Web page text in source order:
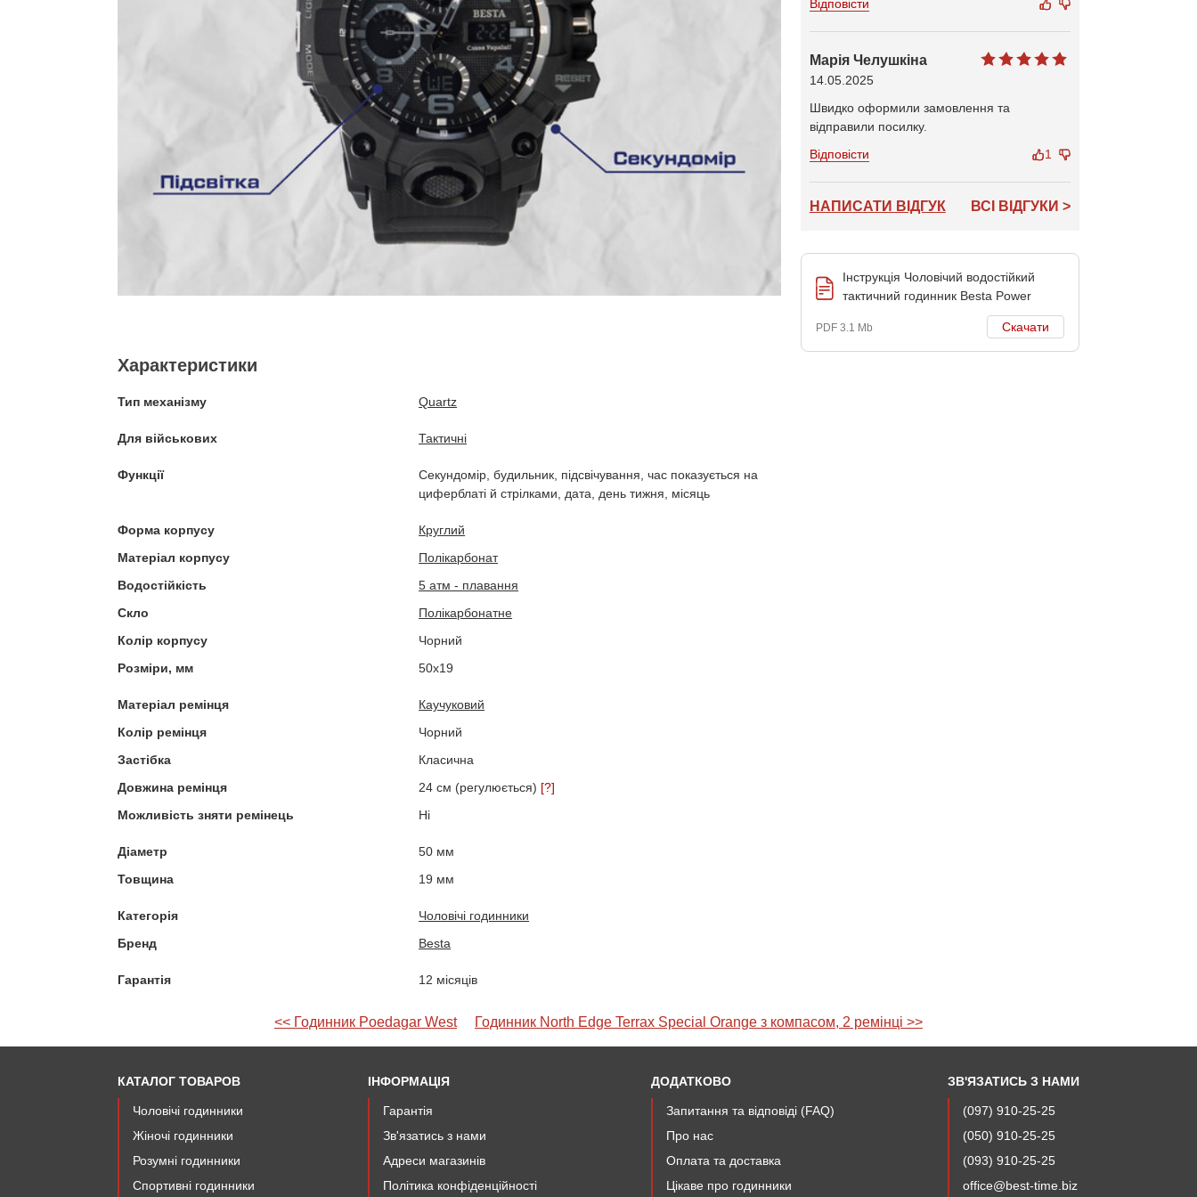
Характеристики
Тип механізму Quartz
Для військових Тактичні
Функції
Секундомір, будильник, підсвічування, час показується на
циферблаті й стрілками, дата, день тижня, місяць
Форма корпусу
Круглий
Матеріал корпусу
Полікарбонат
Водостійкість
5 атм - плавання
Скло
Полікарбонатне
Колір корпусу
Чорний
Розміри, мм
50х19
Матеріал ремінця
Каучуковий
Колір ремінця
Чорний
Застібка
Класична
Довжина ремінця
24 см (регулюється) [?]
Можливість зняти ремінець
Ні
Діаметр
50 мм
Товщина
19 мм
Категорія
Чоловічі годинники
Бренд
Besta
Гарантія 12 місяців
Відповісти
Марія Челушкіна
14.05.2025
Швидко оформили замовлення та
відправили посилку.
Відповісти
1
НАПИСАТИ ВІДГУК ВСІ ВІДГУКИ >
Інструкція Чоловічий водостійкий
тактичний годинник Besta Power
PDF 3.1 Mb Скачати
<< Годинник Poedagar West Годинник North Edge Terrax Special Orange з компасом, 2 ремінці >>
КАТАЛОГ ТОВАРОВ
Чоловічі годинники
Жіночі годинники
Розумні годинники
Спортивні годинники
ІНФОРМАЦІЯ
Гарантія
Зв'язатись з нами
Адреси магазинів
Політика конфіденційності
ДОДАТКОВО
Запитання та відповіді (FAQ)
Про нас
Оплата та доставка
Цікаве про годинники
ЗВ'ЯЗАТИСЬ З НАМИ
(097) 910-25-25
(050) 910-25-25
(093) 910-25-25
office@best-time.biz